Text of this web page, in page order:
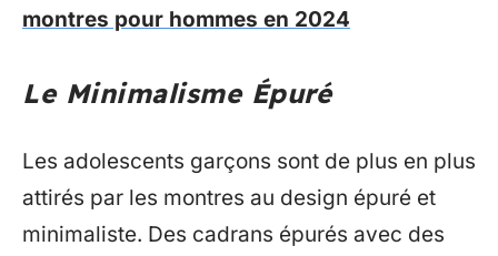
montres pour hommes en 2024
Le Minimalisme Épuré
Les adolescents garçons sont de plus en plus
attirés par les montres au design épuré et
minimaliste. Des cadrans épurés avec des